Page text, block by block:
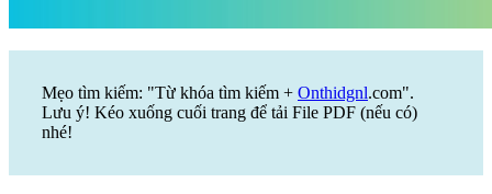
Mẹo tìm kiếm: "Từ khóa tìm kiếm + Onthidgnl.com".
Lưu ý! Kéo xuống cuối trang để tải File PDF (nếu có)
nhé!